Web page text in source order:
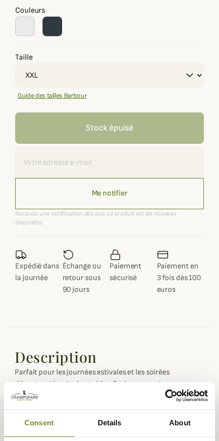
Consent Details About
Couleurs
Taille
Guide des tailles Barbour
Stock épuisé
Me notifier
Recevez une notification dès que ce produit est de nouveau
disponible.
Expédié dans
la journée
Échange ou
retour sous
90 jours
Paiement
sécurisé
Paiement en
3 fois dès 100
euros
Description
Parfait pour les journées estivales et les soirées
décontractées, le short chino Barbour pour homme
associe une coupe moderne à une allure soignée.
Sa ceinture intérieure est délicatement rehaussée d’un
tartan emblématique, apportant une touche subtile au
style classique de la marque. Pratique et élégant, il